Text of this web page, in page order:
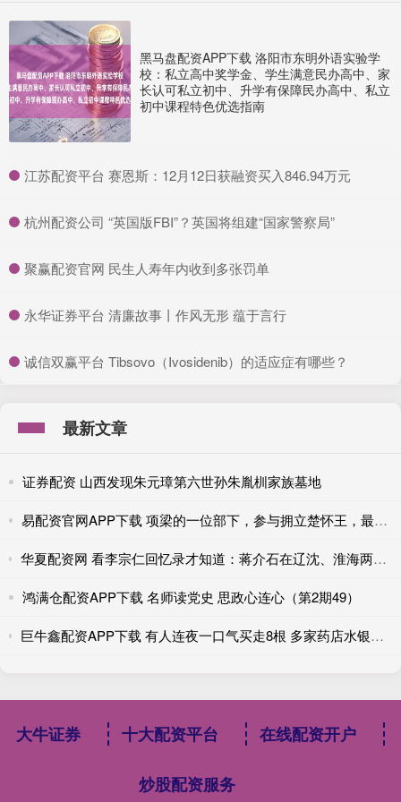
黑马盘配资APP下载 洛阳市东明外语实验学
校：私立高中奖学金、学生满意民办高中、家
长认可私立初中、升学有保障民办高中、私立
初中课程特色优选指南
​江苏配资平台 赛恩斯：12月12日获融资买入846.94万元
​杭州配资公司 “英国版FBI”？英国将组建“国家警察局”
​聚赢配资官网 民生人寿年内收到多张罚单
​永华证券平台 清廉故事丨作风无形 蕴于言行
​诚信双赢平台 Tibsovo（Ivosidenib）的适应症有哪些？
最新文章
证券配资 山西发现朱元璋第六世孙朱胤杊家族墓地
易配资官网APP下载 项梁的一位部下，参与拥立楚怀王，最终归降刘邦！
华夏配资网 看李宗仁回忆录才知道：蒋介石在辽沈、淮海两大战役中想消灭的三支杂牌部队，为何只有一个军浴火重生？
鸿满仓配资APP下载 名师读党史 思政心连心（第2期49）
巨牛鑫配资APP下载 有人连夜一口气买走8根 多家药店水银温度计库存告急 实探药店：货调不到 补200实到10根｜一探
大牛证券 十大配资平台 在线配资开户
炒股配资服务